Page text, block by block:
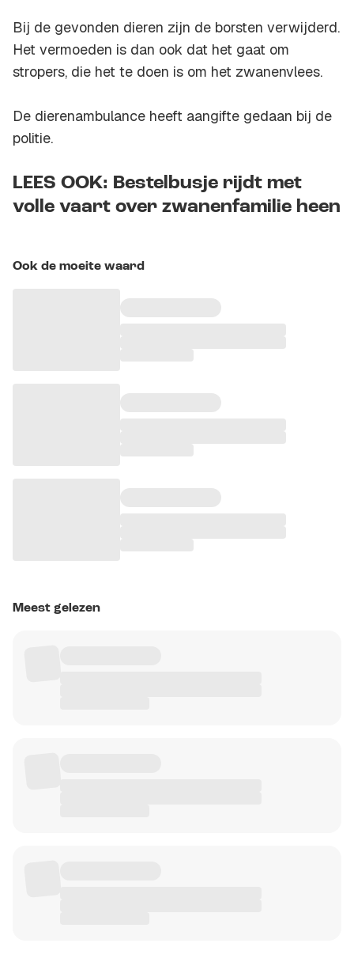
Bij de gevonden dieren zijn de borsten verwijderd.
Het vermoeden is dan ook dat het gaat om
stropers, die het te doen is om het zwanenvlees.
De dierenambulance heeft aangifte gedaan bij de
politie.
LEES OOK: Bestelbusje rijdt met
volle vaart over zwanenfamilie heen
Ook de moeite waard
Meest gelezen